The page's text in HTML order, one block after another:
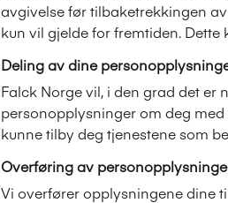
avgivelse før tilbaketrekkingen
kun vil gjelde for fremtiden. Dette
Deling av dine
Falck Norge vil, i den grad det er
personopplysninger om deg
kunne tilby deg tjenestene som
Overføring av
Vi overfører opplysningene dine